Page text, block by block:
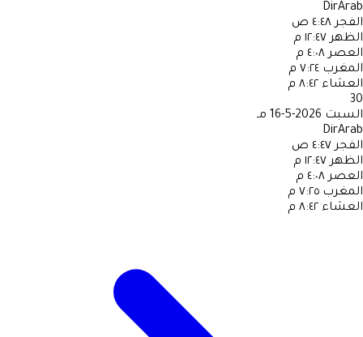
DirArab
الفجر ٤:٤٨ ص
الظهر ١٢:٤٧ م
العصر ٤:٠٨ م
المغرب ٧:٢٤ م
العشاء ٨:٤٢ م
30
السبت 2026-5-16 مـ
DirArab
الفجر ٤:٤٧ ص
الظهر ١٢:٤٧ م
العصر ٤:٠٨ م
المغرب ٧:٢٥ م
العشاء ٨:٤٢ م